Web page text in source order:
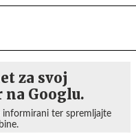
za svoj
Googlu.
informirani ter spremljajte